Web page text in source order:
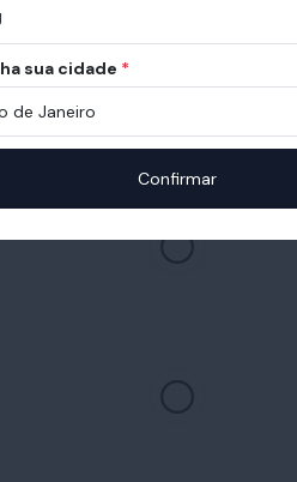
Cama Bellona
sua cidade *
de Janeiro
Confirmar